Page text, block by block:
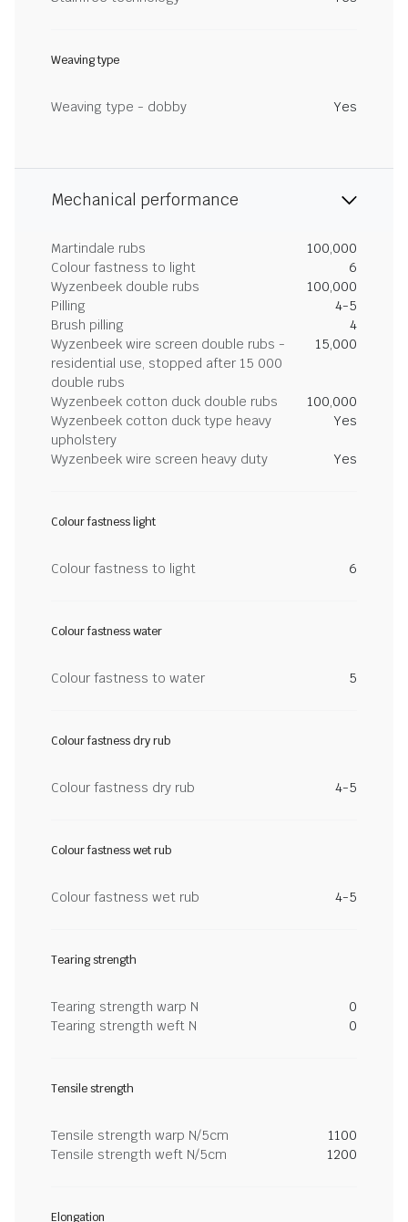
Weaving type
Weaving type - dobby Yes
Mechanical performance
Martindale rubs
100,000
Colour fastness to light
6
Wyzenbeek double rubs
100,000
Pilling
4-5
Brush pilling
4
Wyzenbeek wire screen double rubs -
residential use, stopped after 15 000
double rubs
15,000
Wyzenbeek cotton duck double rubs
100,000
Wyzenbeek cotton duck type heavy
upholstery
Yes
Wyzenbeek wire screen heavy duty Yes
Colour fastness light
Colour fastness to light 6
Colour fastness water
Colour fastness to water 5
Colour fastness dry rub
Colour fastness dry rub 4-5
Colour fastness wet rub
Colour fastness wet rub 4-5
Tearing strength
Tearing strength warp N
0
Tearing strength weft N
0
Tensile strength
Tensile strength warp N/5cm
1100
Tensile strength weft N/5cm
1200
Elongation